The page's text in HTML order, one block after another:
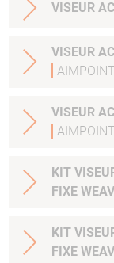
VISEUR
VISEUR
AIMPOINT
VISEUR
AIMPOINT
KIT
FIXE
KIT
FIXE